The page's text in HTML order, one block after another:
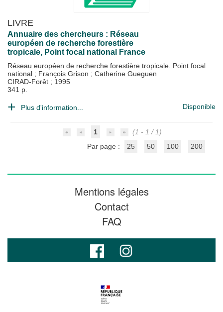
LIVRE
Annuaire des chercheurs : Réseau
européen de recherche forestière
tropicale, Point focal national France
Réseau européen de recherche forestière tropicale. Point focal
national ; François Grison ; Catherine Gueguen
CIRAD-Forêt ; 1995
341 p.
Plus d'information... Disponible
1
(1 - 1 / 1)
Par page :
25 50 100 200
Mentions légales
Contact
FAQ